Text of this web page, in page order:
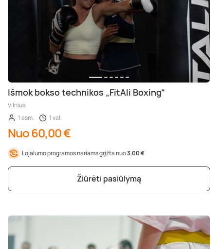
Išmok bokso technikos „FitAli Boxing“
Vilnius
1 asm.
1 val.
Nuo 60,00 €
Lojalumo programos nariams grįžta nuo3,00 €
Žiūrėti pasiūlymą